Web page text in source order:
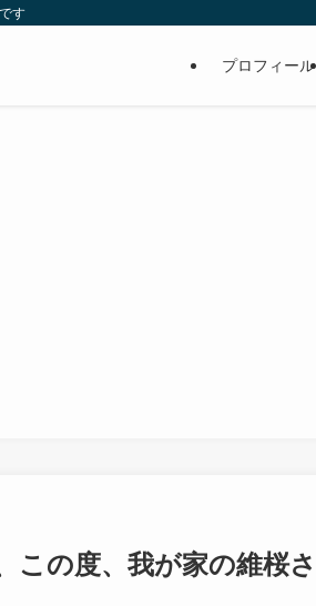
す
プロフィール
の度、我が家の維桜さ